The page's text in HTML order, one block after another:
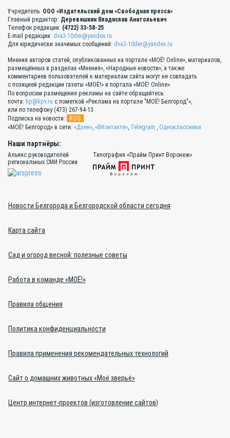
Учредитель: ООО «Издательский дом «Свободная пресса»
Главный редактор: Деревяшкин Владислав Анатольевич
Телефон редакции: (4722) 33-58-25
E-mail редакции: dva3-10der@yandex.ru
Для юридически значимых сообщений: dva3-10der@yandex.ru
Мнения авторов статей, опубликованных на портале «МОЁ! Online», материалов,
размещённых в разделах «Мнения», «Народные новости», а также
комментариев пользователей к материалам сайта могут не совпадать
с позицией редакции газеты «МОЁ!» и портала «МОЁ! Online».
По вопросам размещения рекламы на сайте обращайтесь:
почта: lip@kpv.ru с пометкой «Реклама на портале "МОЁ! Белгород"»,
или по телефону (473) 267-94-13
Подписка на новости:
RSS
«МОЁ! Белгород» в сети: «Дзен», «ВКонтакте», Telegram , Одноклассники
Наши партнёры:
Альянс руководителей
региональных СМИ России
Типография «Прайм Принт Воронеж»
Новости Белгорода и Белгородской области сегодня
Карта сайта
Сад и огород весной: полезные советы
Работа в команде «МОЁ!»
Правила общения
Политика конфиденциальности
Правила применения рекомендательных технологий
Сайт о домашних животных «Моё зверьё»
Центр интернет-проектов (изготовление сайтов)